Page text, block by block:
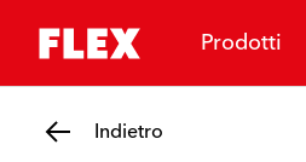
Prodotti
Indietro